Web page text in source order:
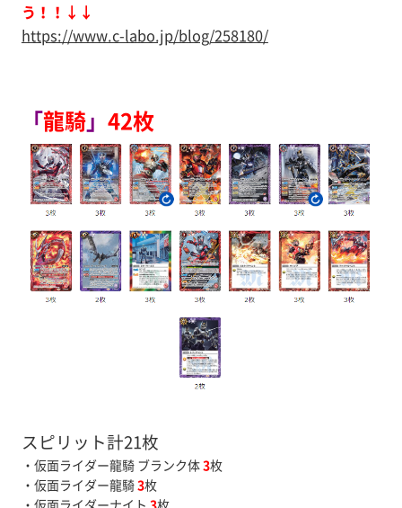
う！！↓↓
https://www.c-labo.jp/blog/258180/
「龍騎」 42枚
スピリット計21枚
・仮面ライダー龍騎 ブランク体3枚
・仮面ライダー龍騎3枚